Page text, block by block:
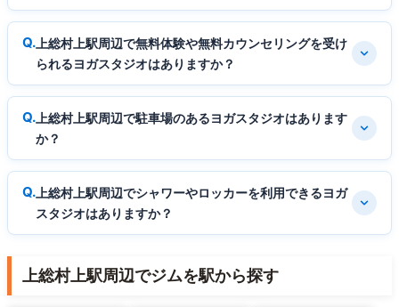
上総村上駅周辺で無料体験や無料カウンセリングを受け
られるヨガスタジオはありますか？
上総村上駅周辺で駐車場のあるヨガスタジオはあります
か？
上総村上駅周辺でシャワーやロッカーを利用できるヨガ
スタジオはありますか？
上総村上駅周辺でジムを駅から探す